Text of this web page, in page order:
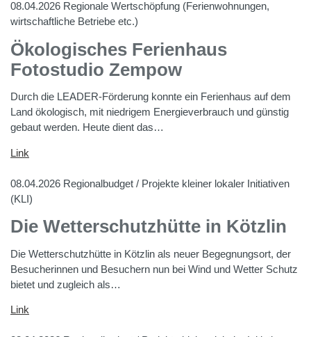
08.04.2026 Regionale Wertschöpfung (Ferienwohnungen,
wirtschaftliche Betriebe etc.)
Ökologisches Ferienhaus
Fotostudio Zempow
Durch die LEADER-Förderung konnte ein Ferienhaus auf dem
Land ökologisch, mit niedrigem Energieverbrauch und günstig
gebaut werden. Heute dient das…
Link
08.04.2026 Regionalbudget / Projekte kleiner lokaler Initiativen
(KLI)
Die Wetterschutzhütte in Kötzlin
Die Wetterschutzhütte in Kötzlin als neuer Begegnungsort, der
Besucherinnen und Besuchern nun bei Wind und Wetter Schutz
bietet und zugleich als…
Link